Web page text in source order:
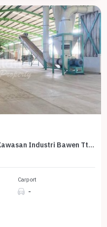
Gudang Bagus, Lb 5000 M2, di Kawasan Industri Bawen Tt 7394
Carport
-